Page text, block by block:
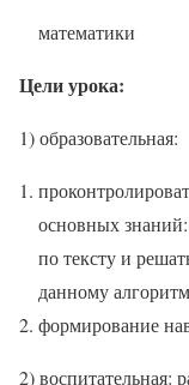
математики
Цели урока:
1) образовательная:
основных
по тексту и
данному
формирование
2) воспитательная: